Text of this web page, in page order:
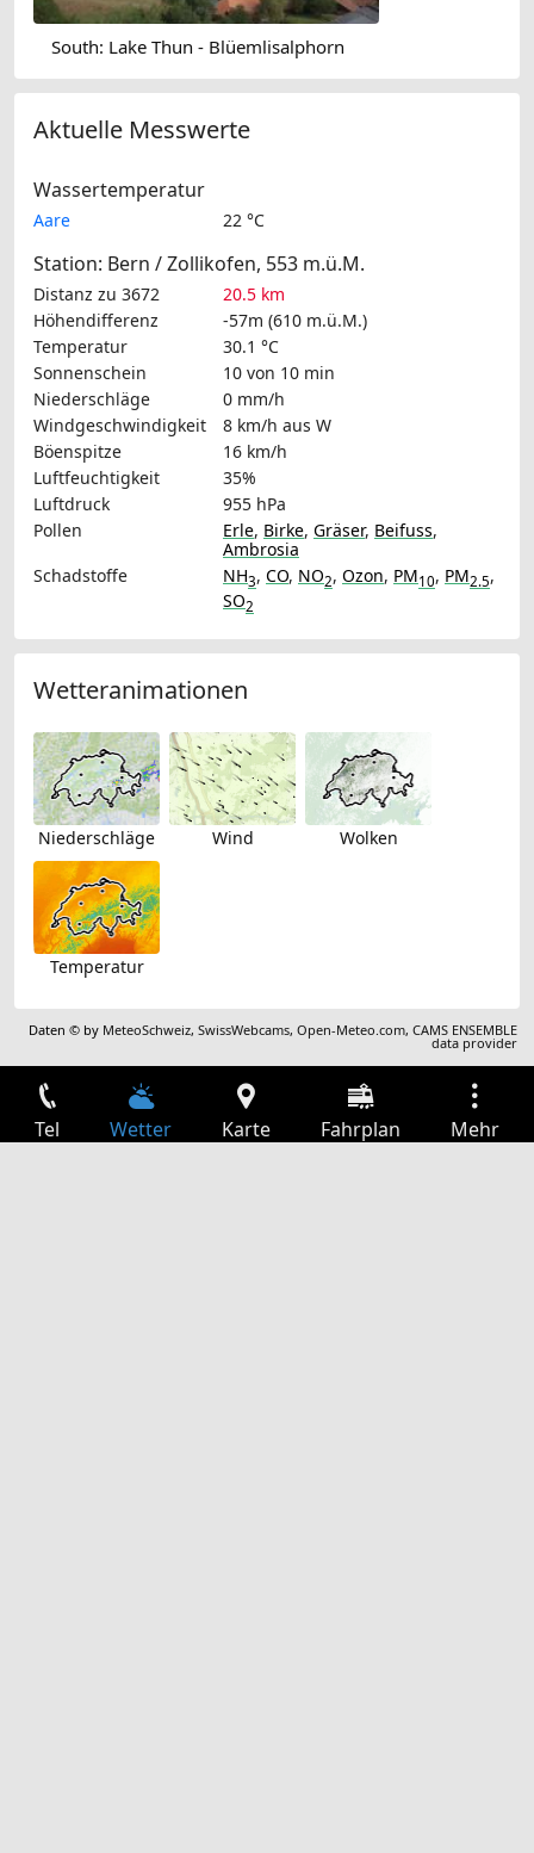
South: Lake Thun - Blüemlisalphorn
Aktuelle Messwerte
Wassertemperatur
Aare 22 °C
Station: Bern / Zollikofen, 553 m.ü.M.
Distanz zu 3672
20.5 km
Höhendifferenz
-57m (610 m.ü.M.)
Temperatur
30.1 °C
Sonnenschein
10 von 10 min
Niederschläge
0 mm/h
Windgeschwindigkeit
8 km/h aus W
Böenspitze
16 km/h
Luftfeuchtigkeit
35%
Luftdruck
955 hPa
Pollen
Erle, Birke, Gräser, Beifuss,
Ambrosia
Schadstoffe
NH3, CO, NO2, Ozon, PM10, PM2.5,
SO2
Wetteranimationen
Niederschläge Wind Wolken
Temperatur
Daten © by MeteoSchweiz,SwissWebcams,Open-Meteo.com,CAMS ENSEMBLE
data provider
Tel Wetter Karte Fahrplan Mehr